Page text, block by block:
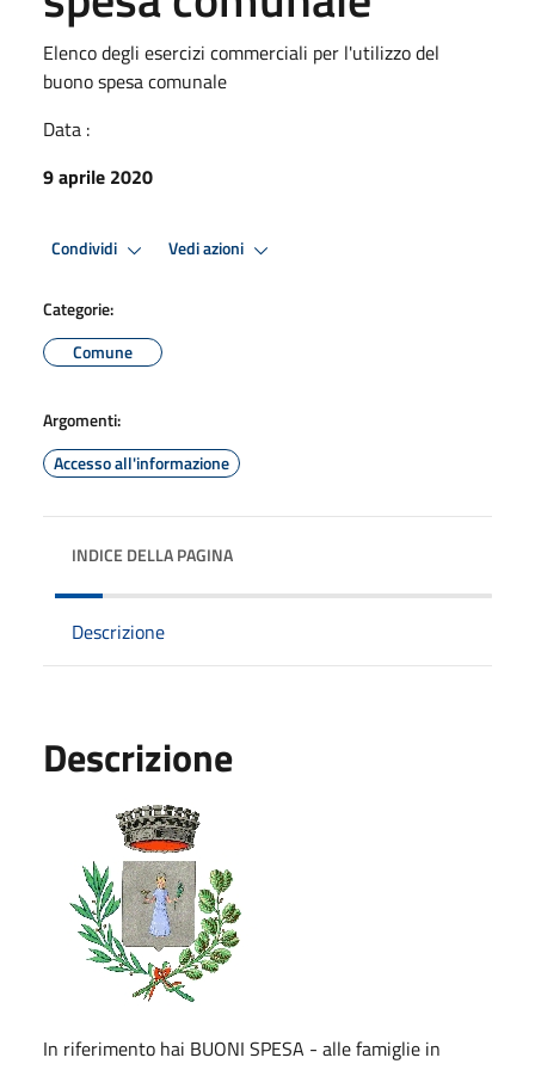
Elenco degli esercizi commerciali per l'utilizzo del
buono spesa comunale
Data :
9 aprile 2020
Condividi Vedi azioni
Categorie:
Comune
Argomenti:
Accesso all'informazione
INDICE DELLA PAGINA
Descrizione
Descrizione
In riferimento hai BUONI SPESA - alle famiglie in